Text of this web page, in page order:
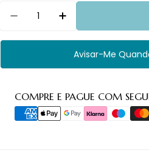
Diminuir Quantidade
Aumentar
Avisar-Me
COMPRE E PAGUE COM
Métodos
de
pagamento